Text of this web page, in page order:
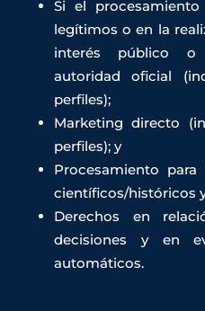
Si el
legítimos o en la
interés público
autoridad oficial
perfiles);
Marketing directo
perfiles); y
Procesamiento
científicos/históricos
Derechos en
decisiones y en
automáticos.